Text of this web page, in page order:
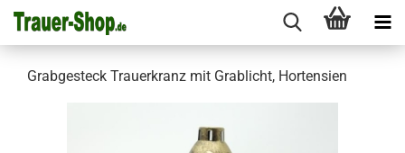
Grabgesteck Trauerkranz mit Grablicht, Hortensien